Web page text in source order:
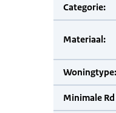
Categorie:
Materiaal:
Woningtype:
Minimale